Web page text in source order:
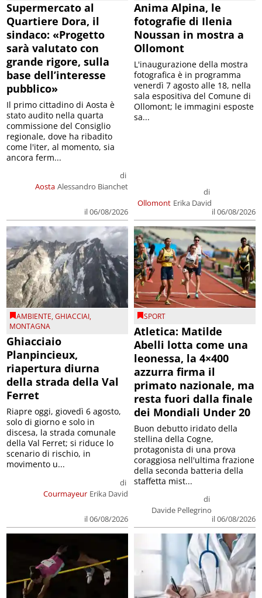
Supermercato al
Quartiere Dora, il
sindaco: «Progetto
sarà valutato con
grande rigore, sulla
base dell’interesse
pubblico»
Aosta
di
Alessandro Bianchet
il 06/08/2026
Il primo cittadino di Aosta è
stato audito nella quarta
commissione del Consiglio
regionale, dove ha ribadito
come l'iter, al momento, sia
ancora ferm...
Anima Alpina, le
fotografie di Ilenia
Noussan in mostra a
Ollomont
Ollomont
di
Erika David
il 06/08/2026
L'inaugurazione della mostra
fotografica è in programma
venerdì 7 agosto alle 18, nella
sala espositiva del Comune di
Ollomont; le immagini esposte
sa...
AMBIENTE,GHIACCIAI,
MONTAGNA
Ghiacciaio
Planpincieux,
riapertura diurna
della strada della Val
Ferret
Courmayeur
di
Erika David
il 06/08/2026
Riapre oggi, giovedì 6 agosto,
solo di giorno e solo in
discesa, la strada comunale
della Val Ferret; si riduce lo
scenario di rischio, in
movimento u...
SPORT
Atletica: Matilde
Abelli lotta come una
leonessa, la 4×400
azzurra firma il
primato nazionale, ma
resta fuori dalla finale
dei Mondiali Under 20
di
Davide Pellegrino
il 06/08/2026
Buon debutto iridato della
stellina della Cogne,
protagonista di una prova
coraggiosa nell'ultima frazione
della seconda batteria della
staffetta mist...